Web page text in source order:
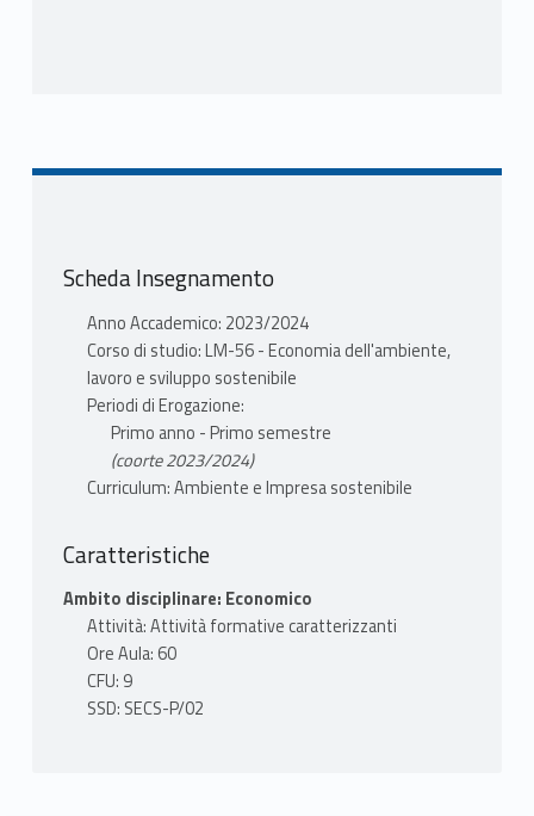
Scheda Insegnamento
Anno Accademico: 2023/2024
Corso di studio: LM-56 - Economia dell'ambiente,
lavoro e sviluppo sostenibile
Periodi di Erogazione:
Primo anno - Primo semestre
(coorte 2023/2024)
Curriculum: Ambiente e Impresa sostenibile
Caratteristiche
Ambito disciplinare: Economico
Attività: Attività formative caratterizzanti
Ore Aula: 60
CFU: 9
SSD: SECS-P/02